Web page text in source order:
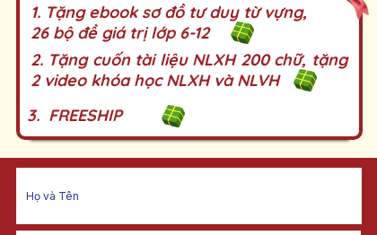
1. Tặng ebook sơ đồ tư duy từ vựng,
26 bộ đề giá trị lớp 6-12
2. Tặng cuốn tài liệu NLXH 200 chữ, tặng
2 video khóa học NLXH và NLVH
3. FREESHIP